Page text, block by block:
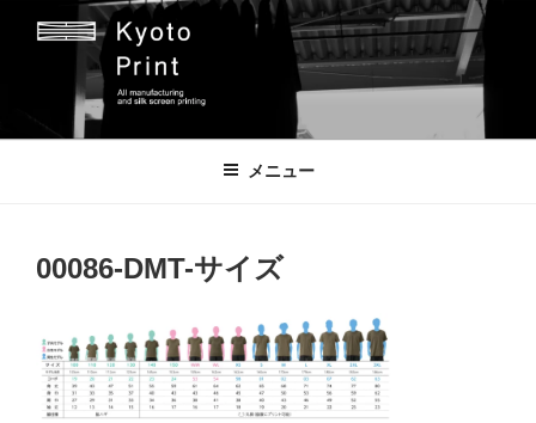
京都プリント
京都市のオリジナルプリント会社
メニュー
00086-DMT-サイズ